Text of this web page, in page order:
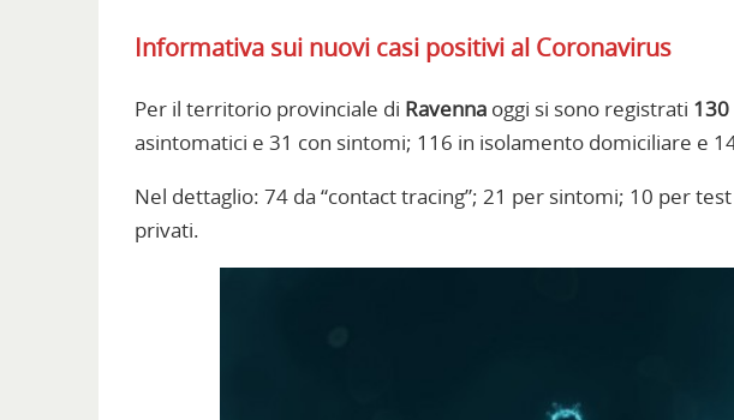
Informativa sui nuovi casi positivi al Coronavirus
Per il territorio provinciale di Ravenna oggi si sono registrati 130
asintomatici e 31 con sintomi; 116 in isolamento domiciliare e
Nel dettaglio: 74 da “contact tracing”; 21 per sintomi; 10 per
privati.